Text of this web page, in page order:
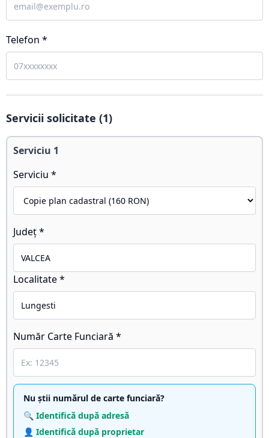
Telefon *
Servicii solicitate (1)
Serviciu 1
Serviciu *
Județ *
Localitate *
Număr Carte Funciară *
Nu știi numărul de carte funciară?
🔍 Identifică după adresă
👤 Identifică după proprietar